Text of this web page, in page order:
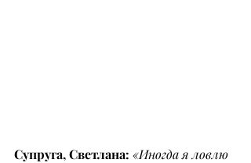
Супруга, Светлана: «Иногда я ловлю